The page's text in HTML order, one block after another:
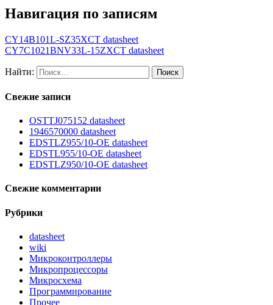
Навигация по записям
CY14B101L-SZ35XCT datasheet
CY7C1021BNV33L-15ZXCT datasheet
Найти:
Свежие записи
OSTTJ075152 datasheet
1946570000 datasheet
EDSTLZ955/10-OE datasheet
EDSTL955/10-OE datasheet
EDSTLZ950/10-OE datasheet
Свежие комментарии
Рубрики
datasheet
wiki
Микроконтроллеры
Микропроцессоры
Микросхема
Программирование
Прочее